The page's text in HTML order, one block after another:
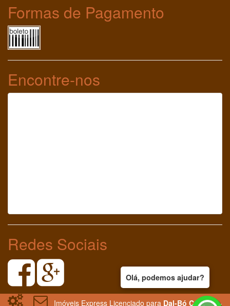
Formas de Pagamento
Encontre-nos
Redes Sociais
Imóveis Express Licenciado para Dal-Bó Corretor-
Olá, podemos ajudar?